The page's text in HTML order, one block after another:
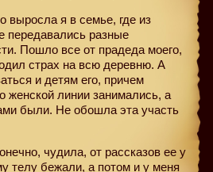
выросла я в семье, где из
передавались разные
Пошло все от прадеда моего,
страх на всю деревню. А
и детям его, причем
женской линии занимались, а
были. Не обошла эта участь
чудила, от рассказов ее у
телу бежали, а потом и у меня